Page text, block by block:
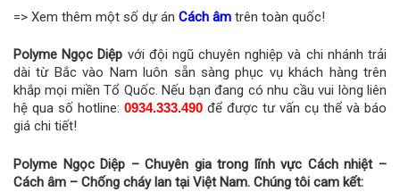
=> Xem thêm một số dự án Cách âm trên toàn quốc!
Polyme Ngọc Diệp với đội ngũ chuyên nghiệp và chi nhánh trải
dài từ Bắc vào Nam luôn sẵn sàng phục vụ khách hàng trên
khắp mọi miền Tổ Quốc. Nếu bạn đang có nhu cầu vui lòng liên
hệ qua số hotline: 0934.333.490 để được tư vấn cụ thể và báo
giá chi tiết!
Polyme Ngọc Diệp – Chuyên gia trong lĩnh vực Cách nhiệt –
Cách âm – Chống cháy lan tại Việt Nam. Chúng tôi cam kết: